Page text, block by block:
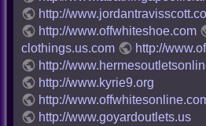
http://
http://www.offwhiteshoe.com
clothings.us.com
http://
http://
http://www.kyrie9.org
http://
http://www.goyardoutlets.us